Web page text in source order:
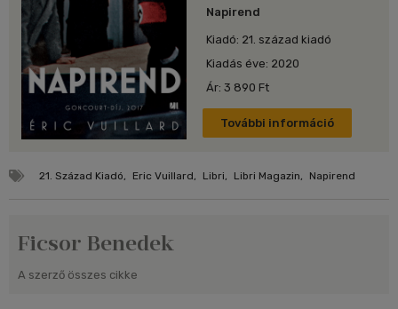
Napirend
Kiadó: 21. század kiadó
Kiadás éve: 2020
Ár: 3 890 Ft
További információ
21. Század Kiadó, Eric Vuillard, Libri, Libri Magazin, Napirend
Ficsor Benedek
A szerző összes cikke